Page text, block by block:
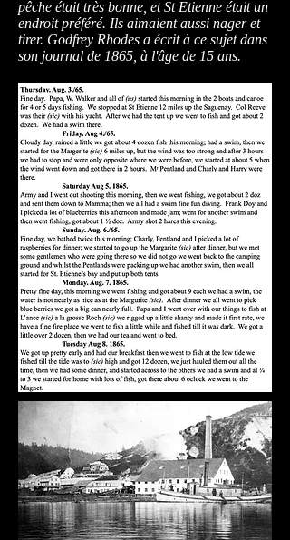
pêche était très bonne, et St Etienne était un
endroit préféré. Ils aimaient aussi nager et
tirer. Godfrey Rhodes a écrit à ce sujet dans
son journal de 1865, à l'âge de 15 ans.